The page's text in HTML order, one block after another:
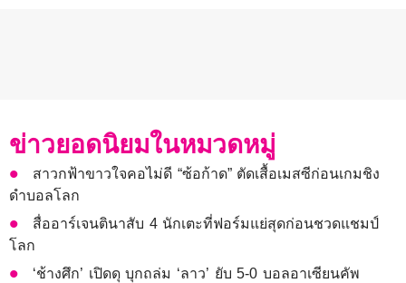
ข่าวยอดนิยมในหมวดหมู่
สาวกฟ้าขาวใจคอไม่ดี “ซ้อก้าด” ตัดเสื้อเมสซีก่อนเกมชิง
ดำบอลโลก
สื่ออาร์เจนตินาสับ 4 นักเตะที่ฟอร์มแย่สุดก่อนชวดแชมป์
โลก
‘ช้างศึก’ เปิดดุ บุกถล่ม ‘ลาว’ ยับ 5-0 บอลอาเซียนคัพ